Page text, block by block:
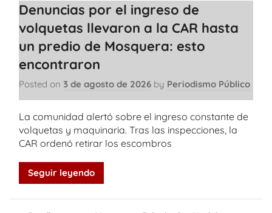
Denuncias por el ingreso de
volquetas llevaron a la CAR hasta
un predio de Mosquera: esto
encontraron
Posted on 3 de agosto de 2026 by Periodismo Público
La comunidad alertó sobre el ingreso constante de
volquetas y maquinaria. Tras las inspecciones, la
CAR ordenó retirar los escombros
Seguir leyendo